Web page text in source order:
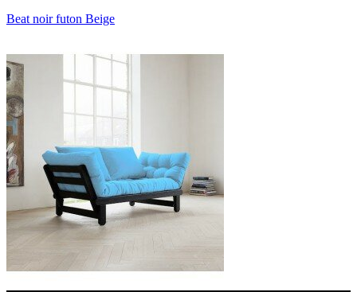
Beat noir futon Beige